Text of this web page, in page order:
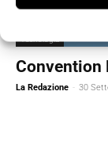
Convention
La Redazione - 30